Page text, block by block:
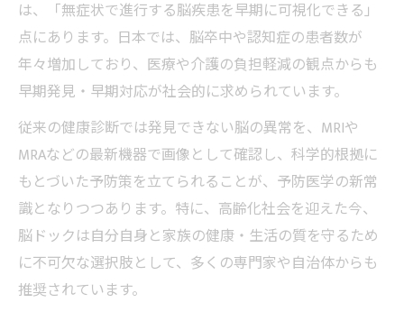
は、「無症状で進行する脳疾患を早期に可視化できる」
点にあります。日本では、脳卒中や認知症の患者数が
年々増加しており、医療や介護の負担軽減の観点からも
早期発見・早期対応が社会的に求められています。
従来の健康診断では発見できない脳の異常を、MRIや
MRAなどの最新機器で画像として確認し、科学的根拠に
もとづいた予防策を立てられることが、予防医学の新常
識となりつつあります。特に、高齢化社会を迎えた今、
脳ドックは自分自身と家族の健康・生活の質を守るため
に不可欠な選択肢として、多くの専門家や自治体からも
推奨されています。